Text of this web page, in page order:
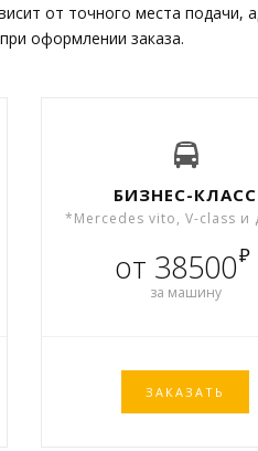
от точного места подачи,
оформлении заказа.
БИЗНЕС-КЛАСС
*Mercedes vito, V-class и
от 38500₽
за машину
ЗАКАЗАТЬ